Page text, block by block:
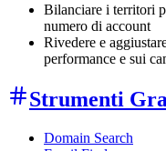
Bilanciare i territori
numero di account
Rivedere e
performance e sui
Strumenti
Domain Search